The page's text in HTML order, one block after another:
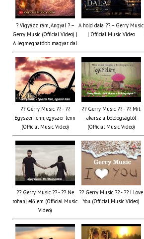
? Vigyázz rám, Angyal ? –
Gerry Music (Official Video) |
A legmeghatóbb magyar dal
A hold dala ?? – Gerry Music
| Official Music Video
?? Gerry Music ?? - ??
Egyszer fenn, egyszer lenn
(Official Music Video)
?? Gerry Music ?? - ?? Mit
akarsz a boldogságtól
(Official Music Video)
?? Gerry Music ?? - ?? Ne
rohanj előlem (Official Music
Video)
?? Gerry Music ?? - ?? I Love
You (Official Music Video)